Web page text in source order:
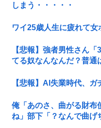
しまう・・・・・
ワイ25歳人生に疲れて女
【悲報】強者男性さん
てる奴なんなんだ？普通
【悲報】AI失業時代、
俺「あのさ、曲がる財布
ね」部下「？なんで曲